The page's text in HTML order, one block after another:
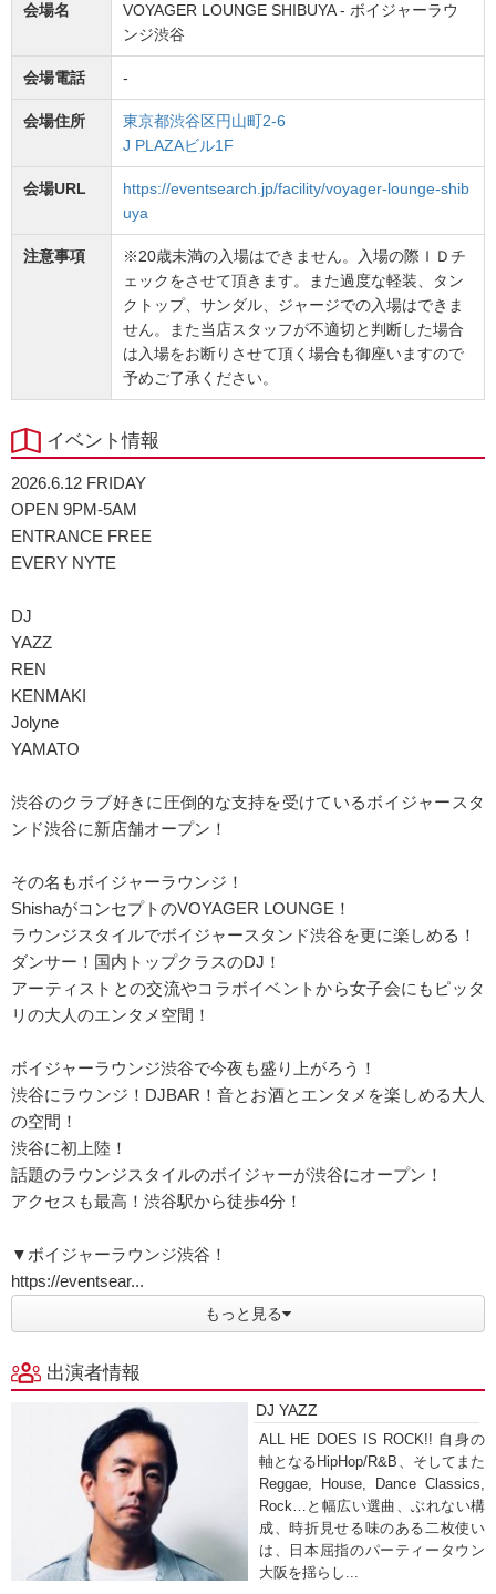
会場名
VOYAGER LOUNGE SHIBUYA - ボイジャーラウ
ンジ渋谷
会場電話 -
会場住所
東京都渋谷区円山町2-6
J PLAZAビル1F
会場URL
https://eventsearch.jp/facility/voyager-lounge-shib
uya
注意事項
※20歳未満の入場はできません。入場の際ＩＤチ
ェックをさせて頂きます。また過度な軽装、タン
クトップ、サンダル、ジャージでの入場はできま
せん。また当店スタッフが不適切と判断した場合
は入場をお断りさせて頂く場合も御座いますので
予めご了承ください。
イベント情報
2026.6.12 FRIDAY
OPEN 9PM-5AM
ENTRANCE FREE
EVERY NYTE
DJ
YAZZ
REN
KENMAKI
Jolyne
YAMATO
渋谷のクラブ好きに圧倒的な支持を受けているボイジャースタ
ンド渋谷に新店舗オープン！
その名もボイジャーラウンジ！
ShishaがコンセプトのVOYAGER LOUNGE！
ラウンジスタイルでボイジャースタンド渋谷を更に楽しめる！
ダンサー！国内トップクラスのDJ！
アーティストとの交流やコラボイベントから女子会にもピッタ
リの大人のエンタメ空間！
ボイジャーラウンジ渋谷で今夜も盛り上がろう！
渋谷にラウンジ！DJBAR！音とお酒とエンタメを楽しめる大人
の空間！
渋谷に初上陸！
話題のラウンジスタイルのボイジャーが渋谷にオープン！
アクセスも最高！渋谷駅から徒歩4分！
▼ボイジャーラウンジ渋谷！
https://eventsear...
もっと見る
出演者情報
DJ YAZZ
ALL HE DOES IS ROCK!! 自身の
軸となるHipHop/R&B、そしてまた
Reggae, House, Dance Classics,
Rock…と幅広い選曲、ぶれない構
成、時折見せる味のある二枚使い
は、日本屈指のパーティータウン
大阪を揺らし...